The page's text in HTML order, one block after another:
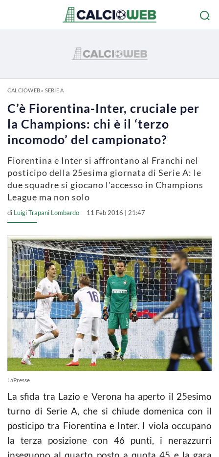
CALCIOWEB» SERIE A
C’è Fiorentina-Inter, cruciale per
la Champions: chi è il ‘terzo
incomodo’ del campionato?
Fiorentina e Inter si affrontano al Franchi nel
posticipo della 25esima giornata di Serie A: le
due squadre si giocano l'accesso in Champions
League ma non solo
di Luigi Trapani Lombardo 11 Feb 2016 | 21:47
LaPresse
La sfida tra Lazio e Verona ha aperto il 25esimo
turno di Serie A, che si chiude domenica con il
posticipo tra Fiorentina e Inter. I viola occupano
la terza posizione con 46 punti, i nerazzurri
inseguono al quarto posto a quota 45 e la gara